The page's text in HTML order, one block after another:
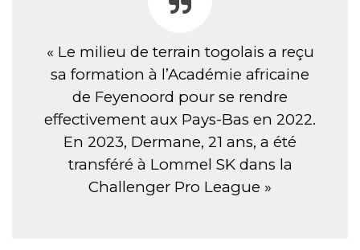
« Le milieu de terrain togolais a reçu
sa formation à l’Académie africaine
de Feyenoord pour se rendre
effectivement aux Pays-Bas en 2022.
En 2023, Dermane, 21 ans, a été
transféré à Lommel SK dans la
Challenger Pro League »